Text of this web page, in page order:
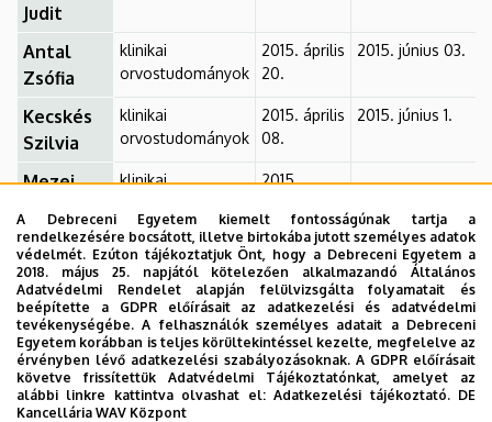
Judit
Antal
Zsófia
klinikai
orvostudományok
2015. április
20.
2015. június 03.
Kecskés
Szilvia
klinikai
orvostudományok
2015. április
08.
2015. június 1.
Mezei
klinikai
2015.
Koszta
György
klinikai
orvostudományok
2014.
november
11.
2015. január 26.
Czuriga
Kovács
Katalin
Réka
klinikai
orvostudományok
2014.
október 13.
2014. december
22.
A Debreceni Egyetem kiemelt fontosságúnak tartja a
rendelkezésére bocsátott, illetve birtokába jutott személyes adatok
védelmét. Ezúton tájékoztatjuk Önt, hogy a Debreceni Egyetem a
2018. május 25. napjától kötelezően alkalmazandó Általános
Adatvédelmi Rendelet alapján felülvizsgálta folyamatait és
beépítette a GDPR előírásait az adatkezelési és adatvédelmi
tevékenységébe. A felhasználók személyes adatait a Debreceni
Egyetem korábban is teljes körültekintéssel kezelte, megfelelve az
érvényben lévő adatkezelési szabályozásoknak. A GDPR előírásait
követve frissítettük Adatvédelmi Tájékoztatónkat, amelyet az
alábbi linkre kattintva olvashat el:Adatkezelési tájékoztató. DE
Kancellária WAV Központ